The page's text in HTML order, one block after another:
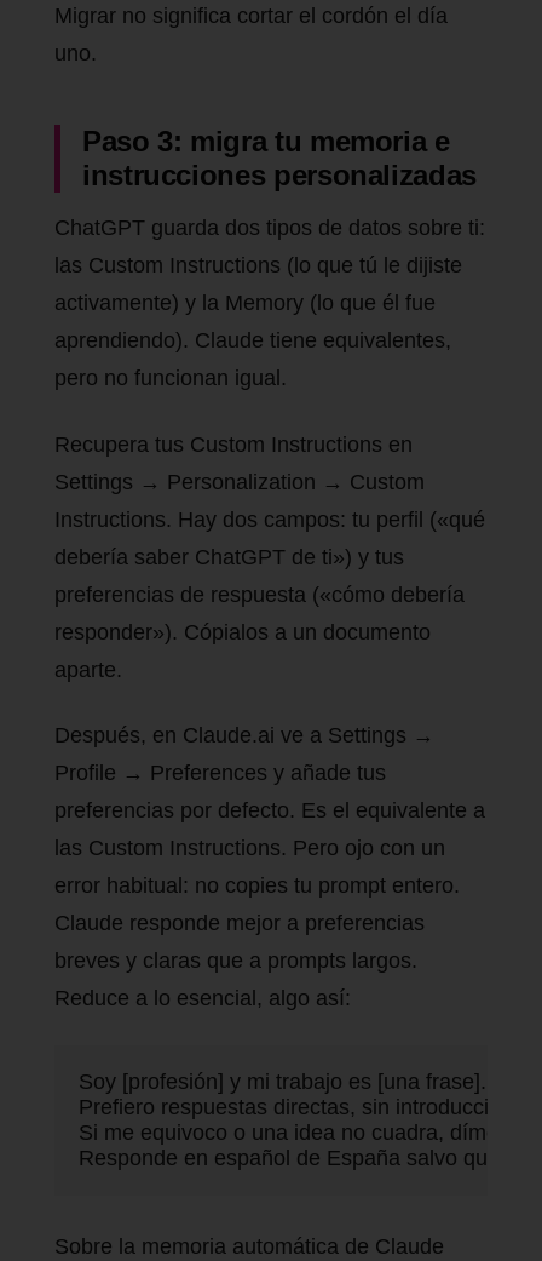
Migrar no significa cortar el cordón el día
uno.
Paso 3: migra tu memoria e
instrucciones personalizadas
ChatGPT guarda dos tipos de datos sobre ti:
las Custom Instructions (lo que tú le dijiste
activamente) y la Memory (lo que él fue
aprendiendo). Claude tiene equivalentes,
pero no funcionan igual.
Recupera tus Custom Instructions en
Settings → Personalization → Custom
Instructions. Hay dos campos: tu perfil («qué
debería saber ChatGPT de ti») y tus
preferencias de respuesta («cómo debería
responder»). Cópialos a un documento
aparte.
Después, en Claude.ai ve a Settings →
Profile → Preferences y añade tus
preferencias por defecto. Es el equivalente a
las Custom Instructions. Pero ojo con un
error habitual: no copies tu prompt entero.
Claude responde mejor a preferencias
breves y claras que a prompts largos.
Reduce a lo esencial, algo así:
Soy [profesión] y mi trabajo es [una frase]. Mi
Prefiero respuestas directas, sin
Si me equivoco o una idea no cuadra, dímelo.
Responde en español de España salvo que el
Sobre la memoria automática de Claude